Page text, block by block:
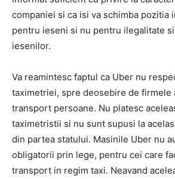
PUBLICĂ GRATUIT
companiei si ca isi va schimba pozitia
pentru ieseni si nu pentru ilegalitate
iesenilor.
Va reamintesc faptul ca Uber nu
taximetriei, spre deosebire de firmele
transport persoane. Nu platesc
taximetristii si nu sunt supusi la
din partea statului. Masinile Uber nu
obligatorii prin lege, pentru cei care
transport in regim taxi. Neavand